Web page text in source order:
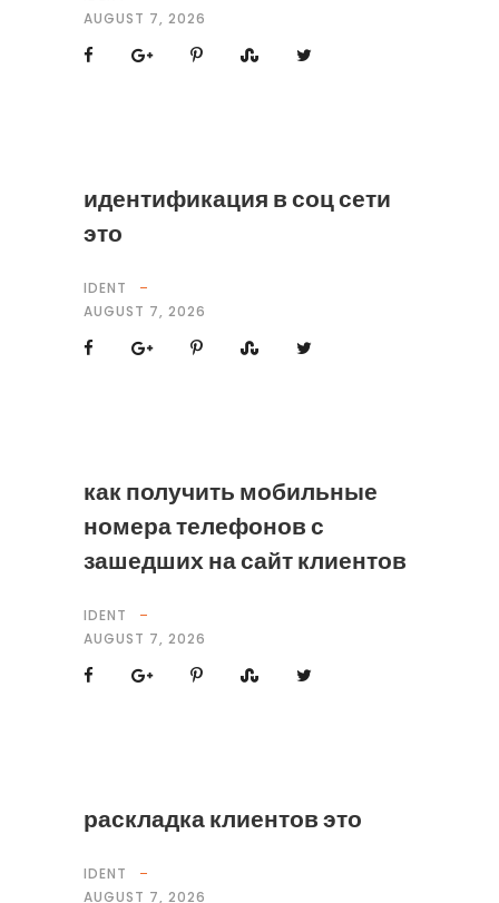
AUGUST 7, 2026
идентификация в соц сети
это
IDENT
AUGUST 7, 2026
как получить мобильные
номера телефонов с
зашедших на сайт клиентов
IDENT
AUGUST 7, 2026
раскладка клиентов это
IDENT
AUGUST 7, 2026